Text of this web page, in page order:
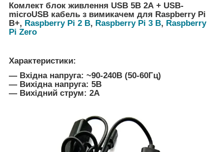
Комлект блок живлення USB 5В 2А + USB-
microUSB кабель з вимикачем для Raspberry Pi
B+, Raspberry Pi 2 B, Raspberry Pi 3 B, Raspberry
Pi Zero
Характеристики:
― Вхідна напруга: ~90-240В (50-60Гц)
― Вихідна напруга: 5В
― Вихідний струм: 2А